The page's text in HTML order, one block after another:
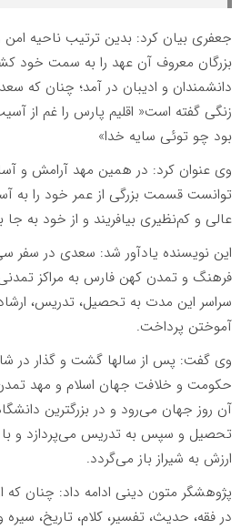
جعفری بیان کرد: بدین ترتیب ناحیه امن
بزرگان معروف آن عهد را به سمت خود
دانشمندان و ادیبان در آمد؛ چنان که
زنگی گفته است« اقلیم پارس را غم از
بود چو توئی سایه خدا»
وی عنوان کرد: در همین مهد آرامش و
توانست قسمت بزرگی از عمر خود را به
عالی و کم‌نظیری بیافریند و از خود به جا
این نویسنده یادآور شد: سعدی در سفر
فرهنگ و تمدن کهن فارس به مراکز
سراسر این مدت به تحصیل، تدریس،
آموختن پرداخت.
وی گفت: پس از سالها گشت و گذار در
حکومت و خلافت جهان اسلام و مهد
آن روز جهان می‌رود و در بزرگترین
تحصیل و سپس به تدریس می‌پردازد و با
ارزش به شیراز باز می‌گردد.
پژوهشگر متون دینی ادامه داد: چنان که
در فقه، حدیث، تفسیر، کلام، تاریخ،